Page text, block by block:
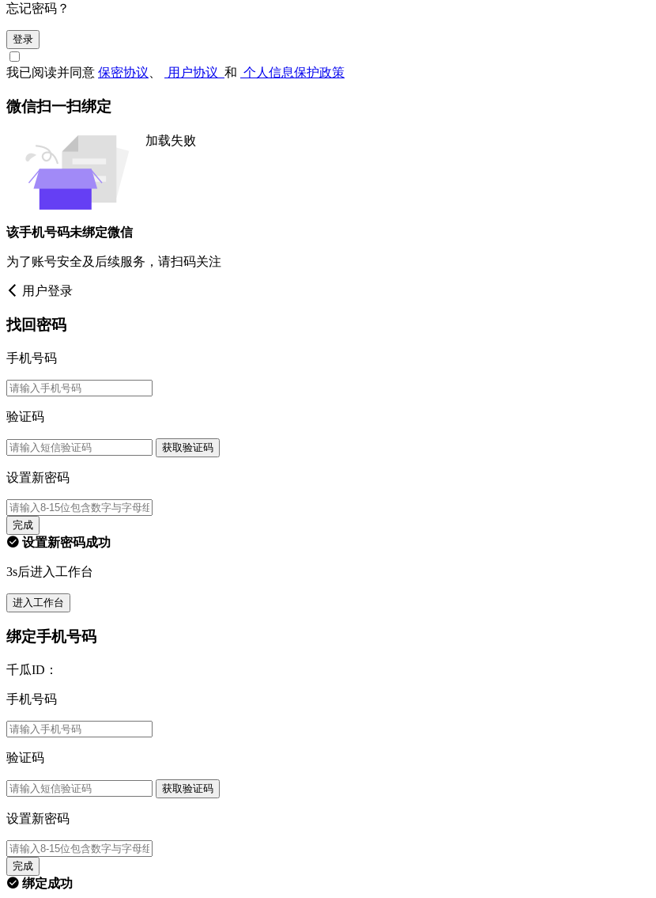
忘记密码？
登录
我已阅读并同意 保密协议 用户协议 和 个人信息保护政策
微信扫一扫绑定
加载失败
该手机号码未绑定微信
为了账号安全及后续服务，请扫码关注
用户登录
找回密码
手机号码
验证码
获取验证码
设置新密码
完成
设置新密码成功
3s后进入工作台
进入工作台
绑定手机号码
千瓜ID：
手机号码
验证码
获取验证码
设置新密码
完成
绑定成功